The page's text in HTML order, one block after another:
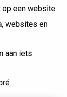
op een website
websites en
aan iets